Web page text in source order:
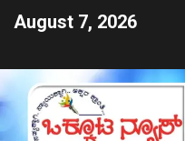
August 7, 2026